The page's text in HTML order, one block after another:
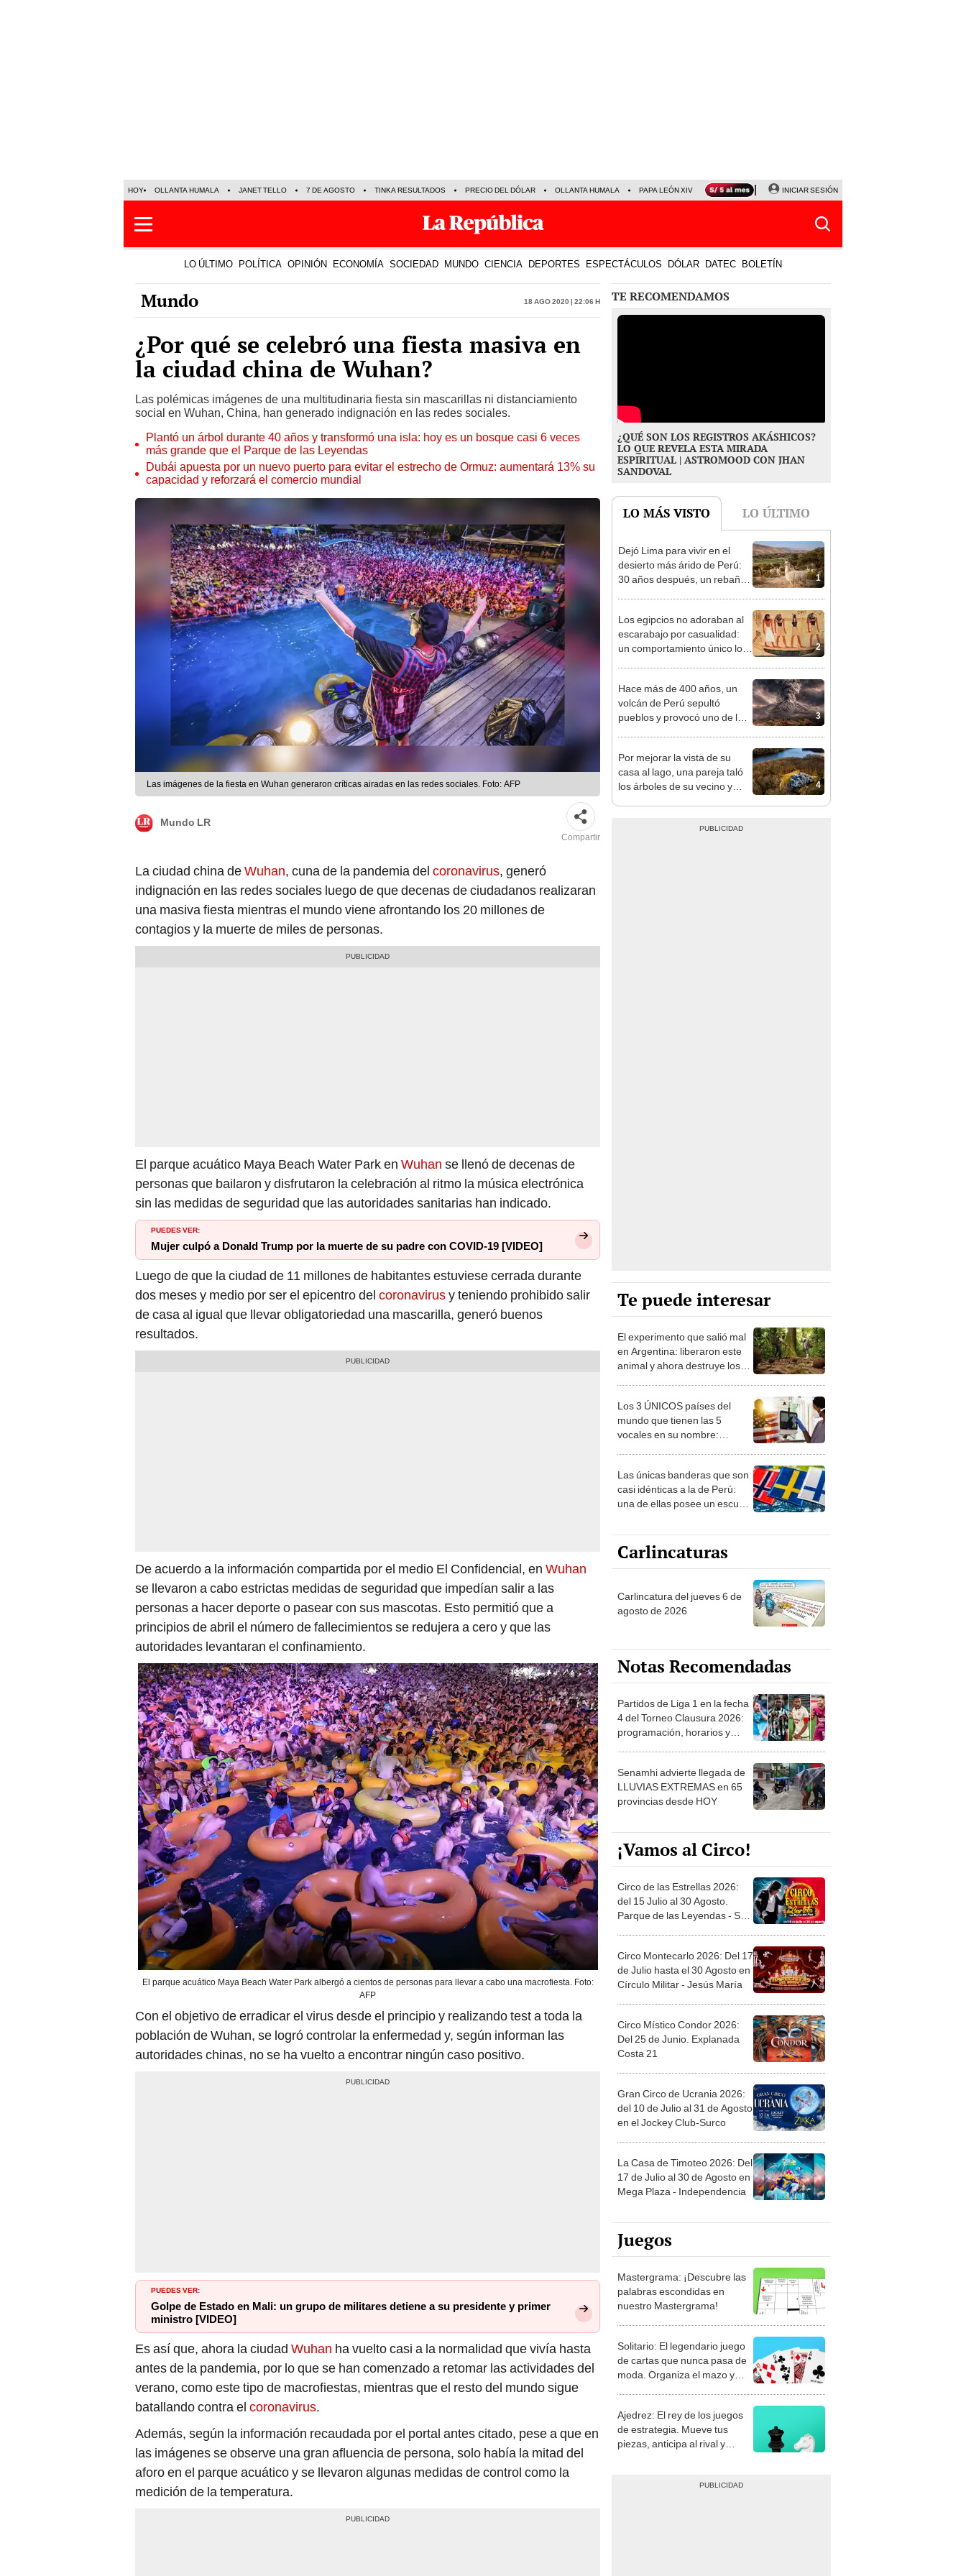
HOY OLLANTA HUMALA JANET TELLO 7 DE AGOSTO TINKA RESULTADOS PRECIO DEL DÓLAR OLLANTA HUMALA PAPA LEÓN XIV NALDY SALDAÑA LA BELLA LUZ
INICIAR SESIÓN
LO ÚLTIMO POLÍTICA OPINIÓN ECONOMÍA SOCIEDAD MUNDO CIENCIA DEPORTES ESPECTÁCULOS DÓLAR DATEC BOLETÍN
Mundo 18 Ago 2020 | 22:06 h
¿Por qué se celebró una fiesta masiva en
la ciudad china de Wuhan?
Las polémicas imágenes de una multitudinaria fiesta sin mascarillas ni distanciamiento
social en Wuhan, China, han generado indignación en las redes sociales.
Plantó un árbol durante 40 años y transformó una isla: hoy es un bosque casi 6 veces
más grande que el Parque de las Leyendas
Dubái apuesta por un nuevo puerto para evitar el estrecho de Ormuz: aumentará 13% su
capacidad y reforzará el comercio mundial
Las imágenes de la fiesta en Wuhan generaron críticas airadas en las redes sociales. Foto: AFP
Mundo LR
Compartir
La ciudad china deWuhan, cuna de la pandemia del coronavirus, generó
indignación en las redes sociales luego de que decenas de ciudadanos realizaran
una masiva fiesta mientras el mundo viene afrontando los 20 millones de
contagios y la muerte de miles de personas.
El parque acuático Maya Beach Water Park en Wuhan se llenó de decenas de
personas que bailaron y disfrutaron la celebración al ritmo la música electrónica
sin las medidas de seguridad que las autoridades sanitarias han indicado.
PUEDES VER:
Mujer culpó a Donald Trump por la muerte de su padre con COVID-19 [VIDEO]
Luego de que la ciudad de 11 millones de habitantes estuviese cerrada durante
dos meses y medio por ser el epicentro del coronavirusy teniendo prohibido salir
de casa al igual que llevar obligatoriedad una mascarilla, generó buenos
resultados.
De acuerdo a la información compartida por el medio El Confidencial, en Wuhan
se llevaron a cabo estrictas medidas de seguridad que impedían salir a las
personas a hacer deporte o pasear con sus mascotas. Esto permitió que a
principios de abril el número de fallecimientos se redujera a cero y que las
autoridades levantaran el confinamiento.
El parque acuático Maya Beach Water Park albergó a cientos de personas para llevar a cabo una macrofiesta. Foto:
AFP
Con el objetivo de erradicar el virus desde el principio y realizando test a toda la
población de Wuhan, se logró controlar la enfermedad y, según informan las
autoridades chinas, no se ha vuelto a encontrar ningún caso positivo.
PUEDES VER:
Golpe de Estado en Mali: un grupo de militares detiene a su presidente y primer
ministro [VIDEO]
Es así que, ahora la ciudad Wuhan ha vuelto casi a la normalidad que vivía hasta
antes de la pandemia, por lo que se han comenzado a retomar las actividades del
verano, como este tipo de macrofiestas, mientras que el resto del mundo sigue
batallando contra el coronavirus.
Además, según la información recaudada por el portal antes citado, pese a que en
las imágenes se observe una gran afluencia de persona, solo había la mitad del
aforo en el parque acuático y se llevaron algunas medidas de control como la
medición de la temperatura.
TE RECOMENDAMOS
¿QUÉ SON LOS REGISTROS AKÁSHICOS?
LO QUE REVELA ESTA MIRADA
ESPIRITUAL | ASTROMOOD CON JHAN
SANDOVAL
LO MÁS VISTO LO ÚLTIMO
1
Dejó Lima para vivir en el
desierto más árido de Perú:
30 años después, un rebaño
2
Los egipcios no adoraban al
escarabajo por casualidad:
un comportamiento único lo
3
Hace más de 400 años, un
volcán de Perú sepultó
pueblos y provocó uno de los
4
Por mejorar la vista de su
casa al lago, una pareja taló
los árboles de su vecino y
Te puede interesar
El experimento que salió mal
en Argentina: liberaron este
animal y ahora destruye los
Los 3 ÚNICOS países del
mundo que tienen las 5
vocales en su nombre:
Las únicas banderas que son
casi idénticas a la de Perú:
una de ellas posee un escudo
Carlincaturas
Carlincatura del jueves 6 de
agosto de 2026
Notas Recomendadas
Partidos de Liga 1 en la fecha
4 del Torneo Clausura 2026:
programación, horarios y
Senamhi advierte llegada de
LLUVIAS EXTREMAS en 65
provincias desde HOY
¡Vamos al Circo!
Circo de las Estrellas 2026:
del 15 Julio al 30 Agosto.
Parque de las Leyendas - San
Circo Montecarlo 2026: Del 17
de Julio hasta el 30 Agosto en
Círculo Militar - Jesús María
Circo Místico Condor 2026:
Del 25 de Junio. Explanada
Costa 21
Gran Circo de Ucrania 2026:
del 10 de Julio al 31 de Agosto
en el Jockey Club-Surco
La Casa de Timoteo 2026: Del
17 de Julio al 30 de Agosto en
Mega Plaza - Independencia
Juegos
Mastergrama: ¡Descubre las
palabras escondidas en
nuestro Mastergrama!
Solitario: El legendario juego
de cartas que nunca pasa de
moda. Organiza el mazo y
Ajedrez: El rey de los juegos
de estrategia. Mueve tus
piezas, anticipa al rival y